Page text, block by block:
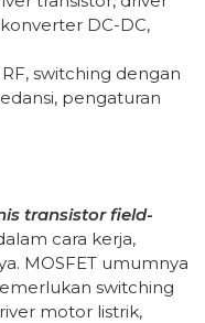
DC-DC,
switching dengan
pengaturan
transistor field-
cara kerja,
MOSFET umumnya
switching
motor listrik,